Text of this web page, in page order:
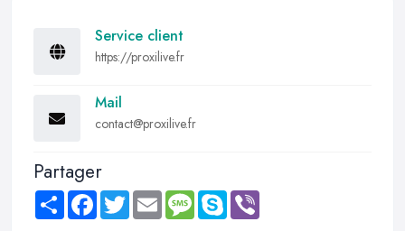
Service client
https://proxilive.fr
Mail
contact@proxilive.fr
Partager
Share FacebookTwitter Email MessageSkype